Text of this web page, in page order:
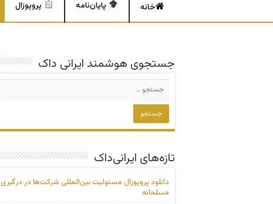
خانه پایان‌نامه پروپوزال
جستجوی هوشمند ایرانی داک
تازه‌های ایرانی‌داک
دانلود پروپوزال مسئولیت بین‌المللی شرکت‌ها در درگیری
مسلحانه